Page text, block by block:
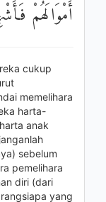
أَمْوَالَهُمْ
cukup
memelihara
harta-
anak
sebelum
pemelihara
diri (dari
yang